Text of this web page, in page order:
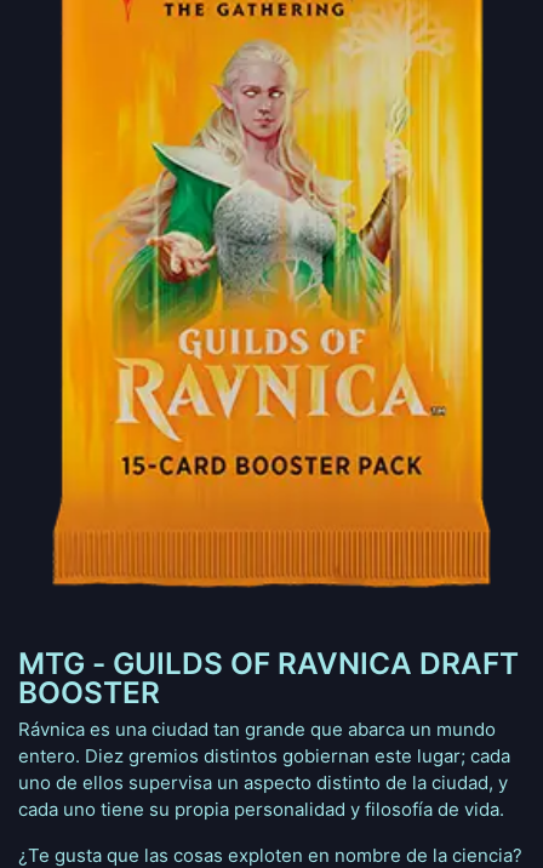
MTG - GUILDS OF RAVNICA DRAFT
BOOSTER
Rávnica es una ciudad tan grande que abarca un mundo
entero. Diez gremios distintos gobiernan este lugar; cada
uno de ellos supervisa un aspecto distinto de la ciudad, y
cada uno tiene su propia personalidad y filosofía de vida.
¿Te gusta que las cosas exploten en nombre de la ciencia?